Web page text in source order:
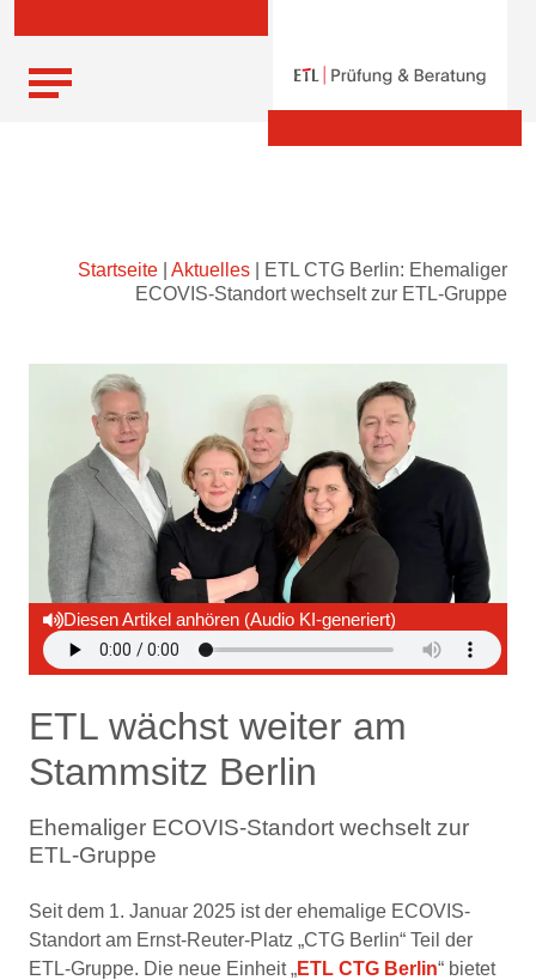
Startseite Aktuelles
ETL CTG Berlin: Ehemaliger
ECOVIS-Standort wechselt zur ETL-Gruppe
Diesen Artikel anhören (Audio KI-generiert)
ETL wächst weiter am
Stammsitz Berlin
Ehemaliger ECOVIS-Standort wechselt zur
ETL-Gruppe
Seit dem 1. Januar 2025 ist der ehemalige ECOVIS-
Standort am Ernst-Reuter-Platz „CTG Berlin“ Teil der
ETL-Gruppe. Die neue Einheit „ETL CTG Berlin“ bietet